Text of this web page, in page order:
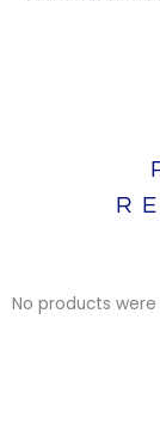
No products